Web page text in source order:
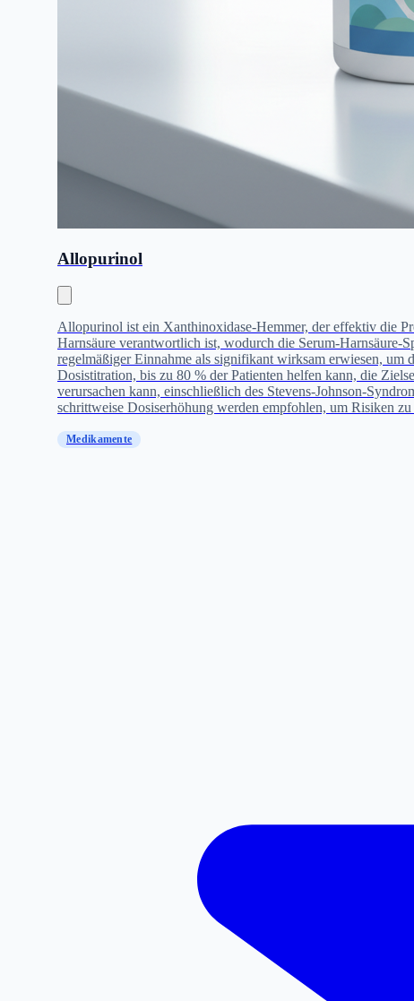
Allopurinol
Allopurinol ist ein Xanthinoxidase-Hemmer, der effektiv die
Harnsäure verantwortlich ist, wodurch die Serum-Harnsäure-
regelmäßiger Einnahme als signifikant wirksam erwiesen,
Dosistitration, bis zu 80 % der Patienten helfen kann, die
verursachen kann, einschließlich des Stevens-Johnson-
schrittweise Dosiserhöhung werden empfohlen, um Risiken
Medikamente